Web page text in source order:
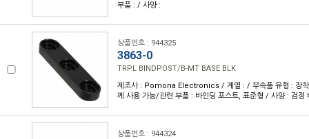
부품 : / 사양 :
상품번호 : 944325
3863-0
TRPL BINDPOST/B-MT BASE BLK
제조사 : Pomona Electronics / 계열 : / 부속품 유형 : 장
께 사용 가능/관련 부품 : 바인딩 포스트, 표준형 / 사양 : 검정
상품번호 : 944324